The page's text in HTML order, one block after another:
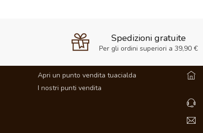
Spedizioni gratuite
Per gli ordini superiori a 39,90 €
Apri un punto vendita tuacialda
I nostri punti vendita